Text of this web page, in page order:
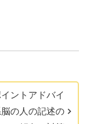
イントアドバイ
の人の記述の